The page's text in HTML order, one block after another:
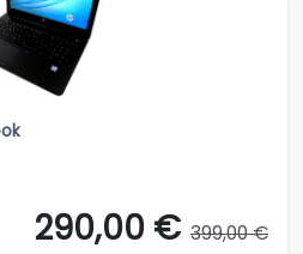
290,00 € 399,00 €